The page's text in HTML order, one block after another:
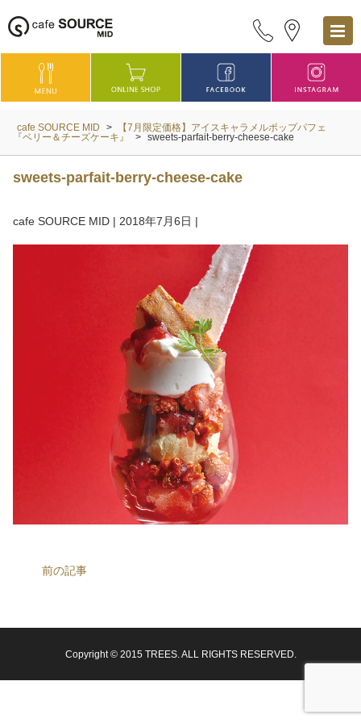
cafe SOURCE MID >
【7月限定価格】アイスキャラメルポップパフェ
『ベリー＆チーズケーキ』
> sweets-parfait-berry-cheese-cake
sweets-parfait-berry-cheese-cake
cafe SOURCE MID | 2018年7月6日 |
前の記事
Copyright © 2015 TREES. ALL RIGHTS RESERVED.